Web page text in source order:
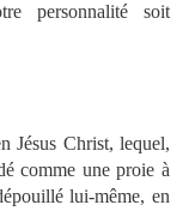
personnalité soit
Jésus Christ, lequel,
comme une proie à
lui-même, en